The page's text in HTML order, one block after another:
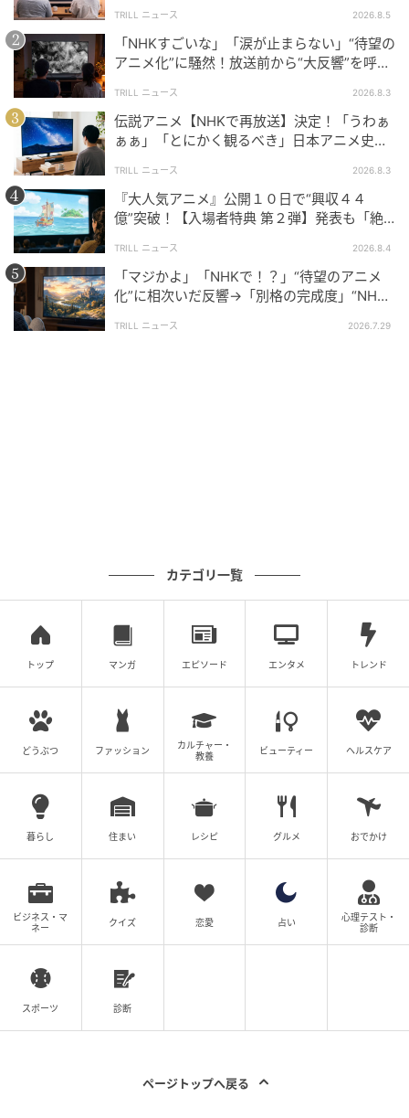
世代を超えて響く“静かな名作”
『銀河がマロを呼んでいる ふたりのねがい星』は、
『おじゃる丸』という枠組みを超え、一本の独立した
物語としても高く評価される作品です。SNSで語られ
る“泣ける”という感想の背景には、演出、テーマ、構
成すべてにおいて計算された静かな強さがあります。
再放送は、過去に感動した視聴者にとっては再確認の
機会となり、未視聴の人にとっては新たな発見の入口
となるでしょう。日常アニメの枠に収まらない一作と
して、今あらためて注目する価値があります。
TRILL ニュース 2026.8.5
「NHKすごいな」「涙が止まらない」“待望の
アニメ化”に騒然！放送前から“大反響”を呼ぶ
TRILL ニュース 2026.8.3
伝説アニメ【NHKで再放送】決定！「うわぁ
ぁぁ」「とにかく観るべき」日本アニメ史に
TRILL ニュース 2026.8.3
『大人気アニメ』公開１０日で“興収４４
億”突破！【入場者特典 第２弾】発表も「絶
TRILL ニュース 2026.8.4
「マジかよ」「NHKで！？」“待望のアニメ
化”に相次いだ反響→「別格の完成度」“NHK
TRILL ニュース 2026.7.29
カテゴリ一覧
トップ マンガ エピソード エンタメ トレンド
どうぶつ ファッション
カルチャー・
教養
ビューティー ヘルスケア
暮らし 住まい レシピ グルメ おでかけ
ビジネス・マ
ネー
クイズ 恋愛 占い
心理テスト・
診断
スポーツ 診断
ページトップへ戻る